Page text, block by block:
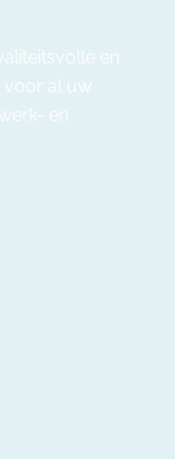
en
voor al uw
en